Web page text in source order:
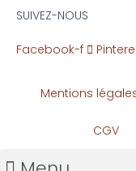
SUIVEZ-NOUS
Facebook-f
Mentions
CGV